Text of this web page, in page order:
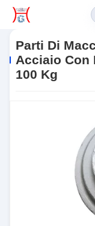
Macchinari Di
Parti Di
Acciaio Con
100 Kg